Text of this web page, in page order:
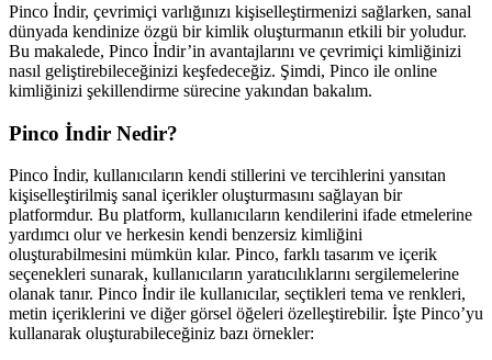
Pinco İndir, çevrimiçi varlığınızı kişiselleştirmenizi sağlarken, sanal
dünyada kendinize özgü bir kimlik oluşturmanın etkili bir yoludur.
Bu makalede, Pinco İndir’in avantajlarını ve çevrimiçi kimliğinizi
nasıl geliştirebileceğinizi keşfedeceğiz. Şimdi, Pinco ile online
kimliğinizi şekillendirme sürecine yakından bakalım.
Pinco İndir Nedir?
Pinco İndir, kullanıcıların kendi stillerini ve tercihlerini yansıtan
kişiselleştirilmiş sanal içerikler oluşturmasını sağlayan bir
platformdur. Bu platform, kullanıcıların kendilerini ifade etmelerine
yardımcı olur ve herkesin kendi benzersiz kimliğini
oluşturabilmesini mümkün kılar. Pinco, farklı tasarım ve içerik
seçenekleri sunarak, kullanıcıların yaratıcılıklarını sergilemelerine
olanak tanır. Pinco İndir ile kullanıcılar, seçtikleri tema ve renkleri,
metin içeriklerini ve diğer görsel öğeleri özelleştirebilir. İşte Pinco’yu
kullanarak oluşturabileceğiniz bazı örnekler: